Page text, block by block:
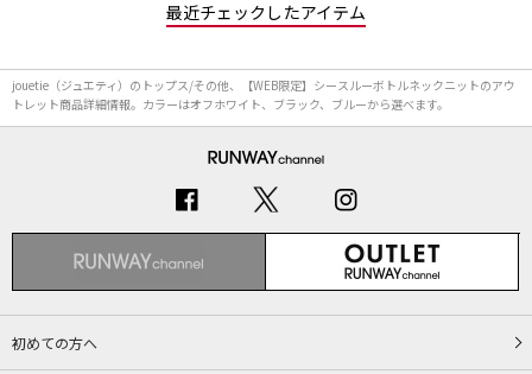
最近チェックしたアイテム
jouetie（ジュエティ）のトップス/その他、【WEB限定】シースルーボトルネックニットのアウ
トレット商品詳細情報。カラーはオフホワイト、ブラック、ブルーから選べます。
初めての方へ